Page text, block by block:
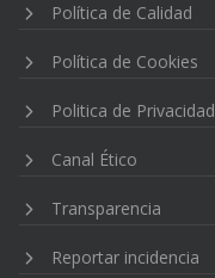
Política de Calidad
Política de Cookies
Politica de Privacidad
Canal Ético
Transparencia
Reportar incidencia